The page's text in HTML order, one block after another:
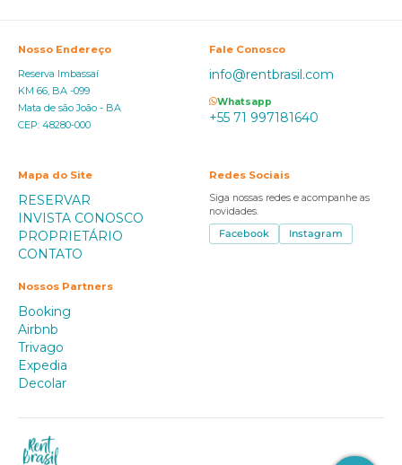
Nosso Endereço
Reserva Imbassaí
KM 66, BA -099
Mata de são João - BA
CEP: 48280-000
Fale Conosco
info@rentbrasil.com
Whatsapp
+55 71 997181640
Mapa do Site
RESERVAR
INVISTA CONOSCO
PROPRIETÁRIO
CONTATO
Redes Sociais
Siga nossas redes e acompanhe as
novidades.
Facebook
Instagram
Nossos Partners
Booking
Airbnb
Trivago
Expedia
Decolar